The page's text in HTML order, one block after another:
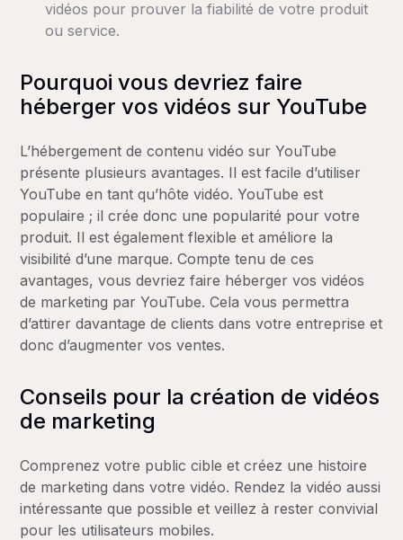
vidéos pour prouver la fiabilité de votre produit
ou service.
Pourquoi vous devriez faire
héberger vos vidéos sur YouTube
L’hébergement de contenu vidéo sur YouTube
présente plusieurs avantages. Il est facile d’utiliser
YouTube en tant qu’hôte vidéo. YouTube est
populaire ; il crée donc une popularité pour votre
produit. Il est également flexible et améliore la
visibilité d’une marque. Compte tenu de ces
avantages, vous devriez faire héberger vos vidéos
de marketing par YouTube. Cela vous permettra
d’attirer davantage de clients dans votre entreprise et
donc d’augmenter vos ventes.
Conseils pour la création de vidéos
de marketing
Comprenez votre public cible et créez une histoire
de marketing dans votre vidéo. Rendez la vidéo aussi
intéressante que possible et veillez à rester convivial
pour les utilisateurs mobiles.